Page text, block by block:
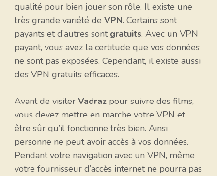
qualité pour bien jouer son rôle. Il existe une
très grande variété de VPN. Certains sont
payants et d’autres sont gratuits. Avec un VPN
payant, vous avez la certitude que vos données
ne sont pas exposées. Cependant, il existe aussi
des VPN gratuits efficaces.
Avant de visiter Vadraz pour suivre des films,
vous devez mettre en marche votre VPN et
être sûr qu’il fonctionne très bien. Ainsi
personne ne peut avoir accès à vos données.
Pendant votre navigation avec un VPN, même
votre fournisseur d’accès internet ne pourra pas